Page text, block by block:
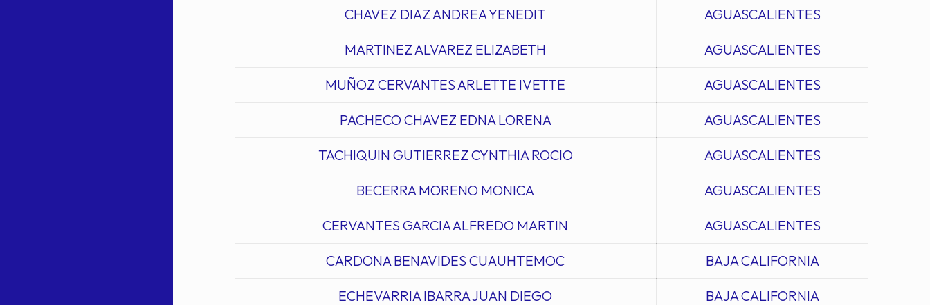
CHAVEZ DIAZ ANDREA YENEDIT AGUASCALIENTES
MARTINEZ ALVAREZ ELIZABETH AGUASCALIENTES
MUÑOZ CERVANTES ARLETTE IVETTE AGUASCALIENTES
PACHECO CHAVEZ EDNA LORENA AGUASCALIENTES
TACHIQUIN GUTIERREZ CYNTHIA ROCIO AGUASCALIENTES
BECERRA MORENO MONICA AGUASCALIENTES
CERVANTES GARCIA ALFREDO MARTIN AGUASCALIENTES
CARDONA BENAVIDES CUAUHTEMOC BAJA CALIFORNIA
ECHEVARRIA IBARRA JUAN DIEGO BAJA CALIFORNIA